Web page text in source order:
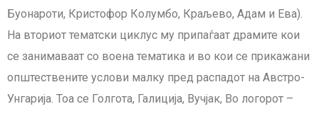
Буонароти, Кристофор Колумбо, Краљево, Адам и Ева).
На вториот тематски циклус му припаѓаат драмите кои
се занимаваат со воена тематика и во кои се прикажани
општествените услови малку пред распадот на Австро-
Унгарија. Тоа се Голгота, Галиција, Вучјак, Во логорот –